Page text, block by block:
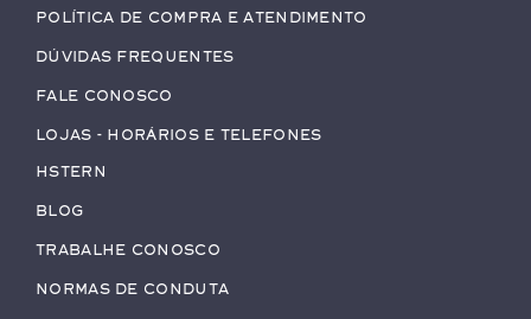
Política de Compra e Atendimento
Dúvidas Frequentes
Fale conosco
Lojas - Horários e Telefones
HStern
Blog
Trabalhe conosco
Normas de Conduta